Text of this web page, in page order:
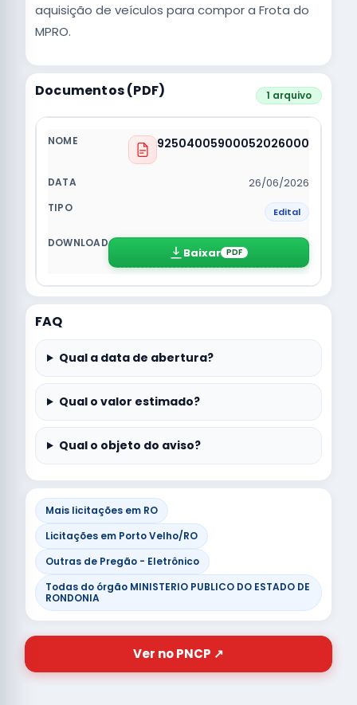
aquisição de veículos para compor a Frota do
MPRO.
Documentos (PDF) 1 arquivo
92504005900052026000
26/06/2026
Edital
Baixar PDF
FAQ
Qual a data de abertura?
Qual o valor estimado?
Qual o objeto do aviso?
Mais licitações em RO
Licitações em Porto Velho/RO
Outras de Pregão - Eletrônico
Todas do órgão MINISTERIO PUBLICO DO ESTADO DE
RONDONIA
Ver no PNCP ↗